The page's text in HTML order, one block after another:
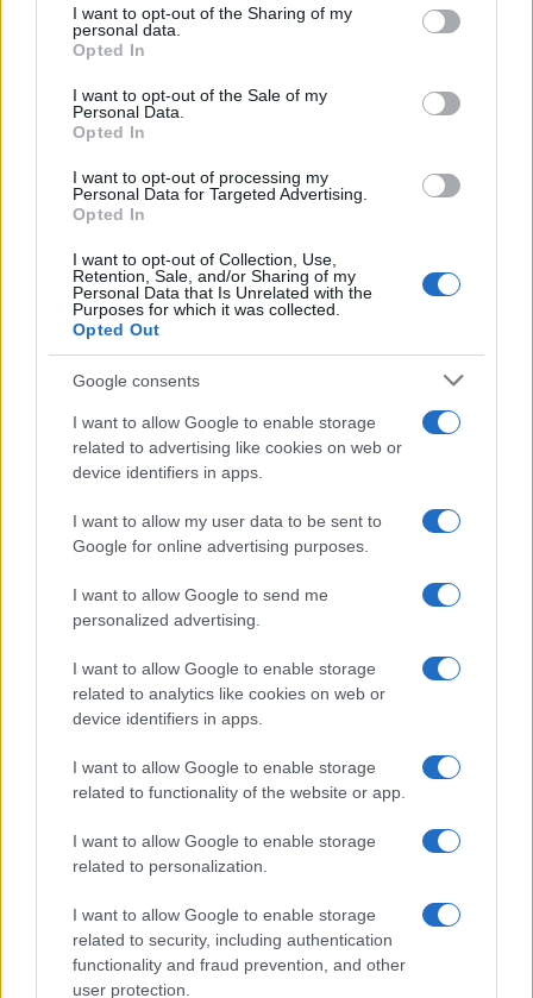
not limited to your visit or usage behaviour. You may click to
grant or deny consent to Google and its third-party tags to
use your data for below specified purposes in below Google
consent section.
I want to opt-out of the Sharing of my
personal data.
Opted In
I want to opt-out of the Sale of my
Personal Data.
Opted In
I want to opt-out of processing my
Personal Data for Targeted Advertising.
Opted In
I want to opt-out of Collection, Use,
Retention, Sale, and/or Sharing of my
Personal Data that Is Unrelated with the
Purposes for which it was collected.
Opted Out
Google consents
I want to allow Google to enable storage
related to advertising like cookies on web or
device identifiers in apps.
I want to allow my user data to be sent to
Google for online advertising purposes.
I want to allow Google to send me
personalized advertising.
I want to allow Google to enable storage
related to analytics like cookies on web or
device identifiers in apps.
I want to allow Google to enable storage
related to functionality of the website or app.
I want to allow Google to enable storage
related to personalization.
I want to allow Google to enable storage
related to security, including authentication
functionality and fraud prevention, and other
user protection.
Análisis de la crisis migratoria en Ceuta y
las críticas internacionales a Pedro
Sánchez
La crisis migratoria en Ceuta ha generado fuertes…
POLÍTICA
Crisis migratoria en Ceuta: La UE dividida
entre el apoyo a España y las demandas
La crisis migratoria en Ceuta ha desatado tensiones…
POLÍTICA